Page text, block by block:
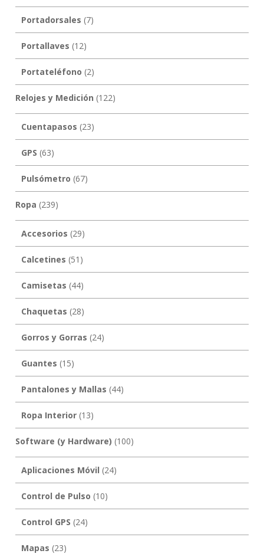
Portadorsales (7)
Portallaves (12)
Portateléfono (2)
Relojes y Medición (122)
Cuentapasos (23)
GPS (63)
Pulsómetro (67)
Ropa (239)
Accesorios (29)
Calcetines (51)
Camisetas (44)
Chaquetas (28)
Gorros y Gorras (24)
Guantes (15)
Pantalones y Mallas (44)
Ropa Interior(13)
Software (y Hardware) (100)
Aplicaciones Móvil (24)
Control de Pulso (10)
Control GPS (24)
Mapas (23)